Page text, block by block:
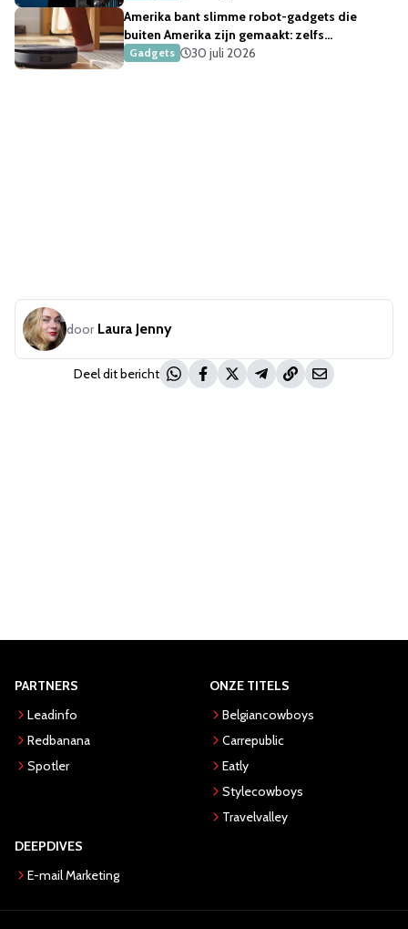
Amerika bant slimme robot-gadgets die
buiten Amerika zijn gemaakt: zelfs
robotstofzuigers
Gadgets 30 juli 2026
door Laura Jenny
Deel dit bericht
PARTNERS
Leadinfo
Redbanana
Spotler
ONZE TITELS
Belgiancowboys
Carrepublic
Eatly
Stylecowboys
Travelvalley
DEEPDIVES
E-mail Marketing